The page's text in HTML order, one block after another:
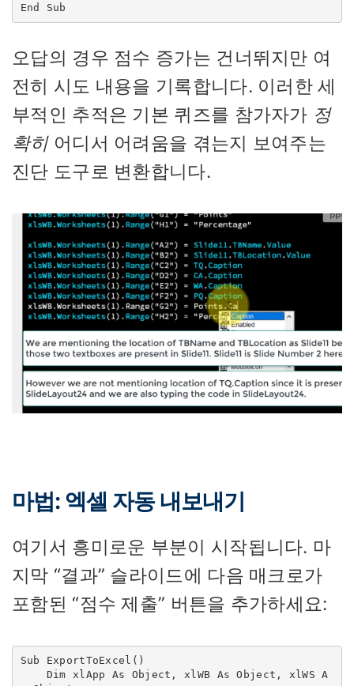
End Sub
오답의 경우 점수 증가는 건너뛰지만 여
전히 시도 내용을 기록합니다. 이러한 세
부적인 추적은 기본 퀴즈를 참가자가 정
확히어디서 어려움을 겪는지 보여주는
진단 도구로 변환합니다.
마법: 엑셀 자동 내보내기
여기서 흥미로운 부분이 시작됩니다. 마
지막 “결과” 슬라이드에 다음 매크로가
포함된 “점수 제출” 버튼을 추가하세요:
Sub ExportToExcel()